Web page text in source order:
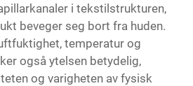
i tekstilstrukturen,
beveger seg bort fra huden.
temperatur og
også ytelsen betydelig,
og varigheten av fysisk